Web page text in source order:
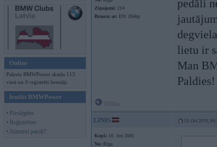
Online
Pašreiz BMWPower skatās 113
viesi un 0 reģistrēti lietotāji.
Ienākt BMWPower
• Pieslēgties
• Reģistrēties
• Aizmirsi paroli?
Ziņojumi: 214
Braucu ar: E91 204hp
pedāli
lietu ir
Man
LINIS 13. Oct 2010,
Kopš: 10. Jun 2005
No: Rīga